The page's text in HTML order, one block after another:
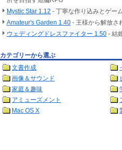
Mystic Star 1.12 - 丁寧な作り込みとゲー
Amateur's Garden 1.40 - 王様から解放さ
ウェディングドレスファイター 1.50 - 結
カテゴリーから選ぶ
文書作成
画像＆サウンド
家庭＆趣味
アミューズメント
Mac OS X